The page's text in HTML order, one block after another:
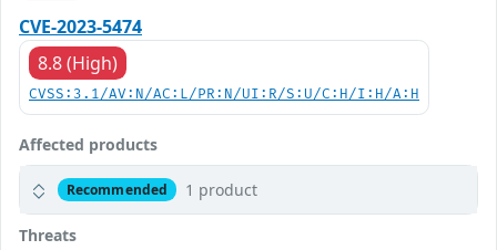
CVE-2023-5474
8.8 (High)
CVSS:3.1/AV:N/AC:L/PR:N/UI:R/S:U/C:H/I:H/A:H
Affected products
Recommended 1 product
Threats